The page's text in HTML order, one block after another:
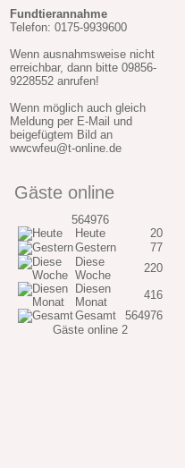
Fundtierannahme
Telefon: 0175-9939600
Wenn ausnahmsweise nicht
erreichbar, dann bitte 09856-
9228552 anrufen!
Wenn möglich auch gleich
Meldung per E-Mail und
beigefügtem Bild an
wwcwfeu@t-online.de
Gäste online
564976
Heute
20
Gestern
77
Diese
Woche
220
Diesen
Monat
416
Gesamt
564976
Gäste online 2